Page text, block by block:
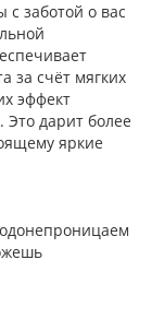
с заботой о вас
за счёт мягких
эффект
дарит более
яркие